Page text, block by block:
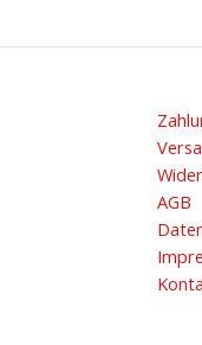
AGB